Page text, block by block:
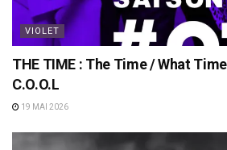
VIOLET
THE TIME : The Time / What
C.O.O.L
19 MAI 2026